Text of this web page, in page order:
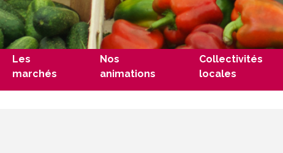
Les
marchés
Nos
animations
Collectivités
locales